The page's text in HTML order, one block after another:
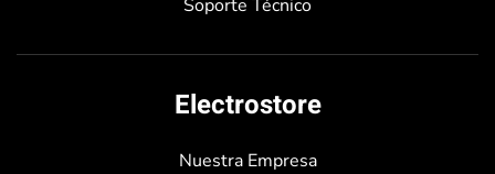
Soporte Técnico
Electrostore
Nuestra Empresa